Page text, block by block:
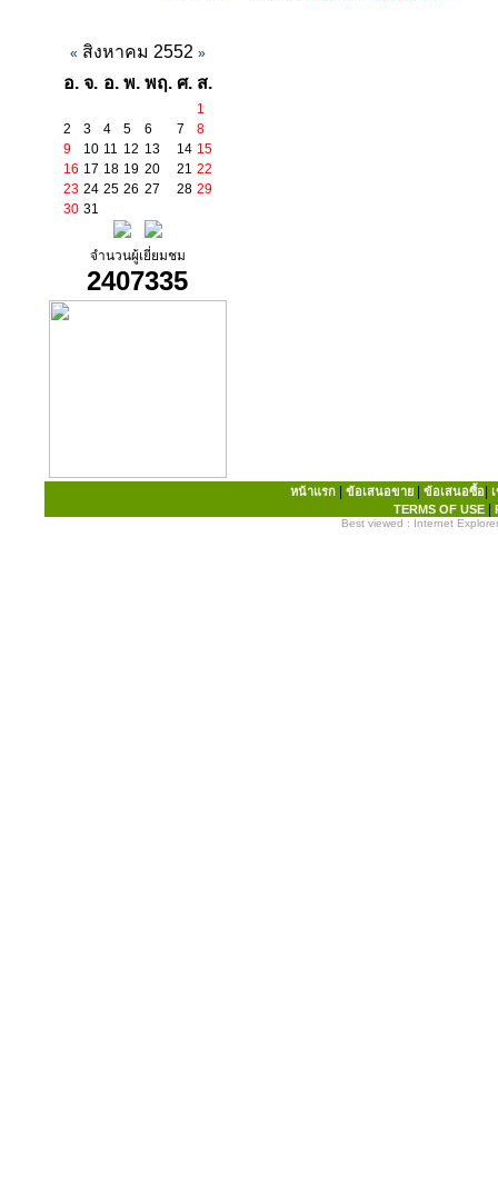
« สิงหาคม 2552 »
อ. จ. อ. พ. พฤ. ศ. ส.
1
2
3 4 5 6 7
8
9
10 11 12 13 14 15
16 17 18 19 20 21 22
23 24 25 26 27 28 29
30 31
จำนวนผู้เยี่ยมชม
2407335
หน้าแรก| ข้อเสนอขาย| ข้อเสนอซื้อ
TERMS OF USE|
Best viewed : Internet